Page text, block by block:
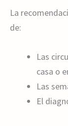
La
de:
Las
casa o
Las
El